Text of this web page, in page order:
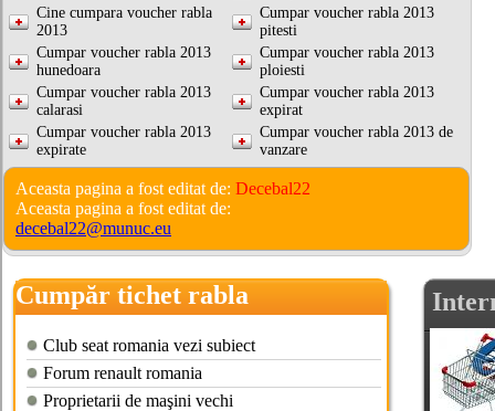
Cine cumpara voucher rabla
2013
Cumpar voucher rabla 2013
pitesti
Cumpar voucher rabla 2013
hunedoara
Cumpar voucher rabla 2013
ploiesti
Cumpar voucher rabla 2013
calarasi
Cumpar voucher rabla 2013
expirat
Cumpar voucher rabla 2013
expirate
Cumpar voucher rabla 2013 de
vanzare
Aceasta pagina a fost editat de: Decebal22
Aceasta pagina a fost editat de:
decebal22@munuc.eu
Cumpăr tichet rabla
Club seat romania vezi subiect
Forum renault romania
Proprietarii de maşini vechi